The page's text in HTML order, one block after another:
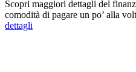
Scopri maggiori dettagli del
comodità di pagare un po’ alla
dettagli